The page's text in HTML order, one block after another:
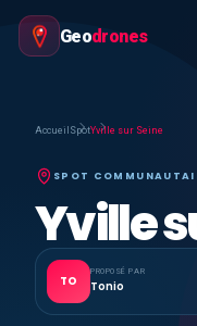
Geodrones
Accueil SpotYville sur Seine
SPOT
Yville
TO
PROPOSÉ PAR
Tonio